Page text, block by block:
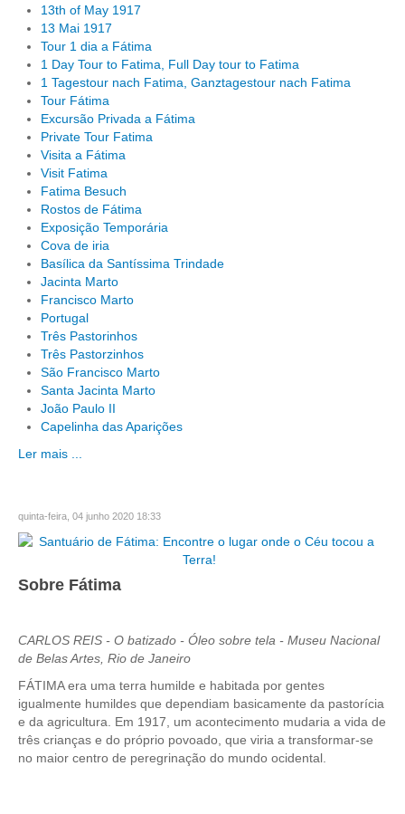
13th of May 1917
13 Mai 1917
Tour 1 dia a Fátima
1 Day Tour to Fatima, Full Day tour to Fatima
1 Tagestour nach Fatima, Ganztagestour nach Fatima
Tour Fátima
Excursão Privada a Fátima
Private Tour Fatima
Visita a Fátima
Visit Fatima
Fatima Besuch
Rostos de Fátima
Exposição Temporária
Cova de iria
Basílica da Santíssima Trindade
Jacinta Marto
Francisco Marto
Portugal
Três Pastorinhos
Três Pastorzinhos
São Francisco Marto
Santa Jacinta Marto
João Paulo II
Capelinha das Aparições
Ler mais ...
quinta-feira, 04 junho 2020 18:33
Sobre Fátima
CARLOS REIS - O batizado - Óleo sobre tela - Museu Nacional
de Belas Artes, Rio de Janeiro
FÁTIMA era uma terra humilde e habitada por gentes
igualmente humildes que dependiam basicamente da pastorícia
e da agricultura. Em 1917, um acontecimento mudaria a vida de
três crianças e do próprio povoado, que viria a transformar-se
no maior centro de peregrinação do mundo ocidental.